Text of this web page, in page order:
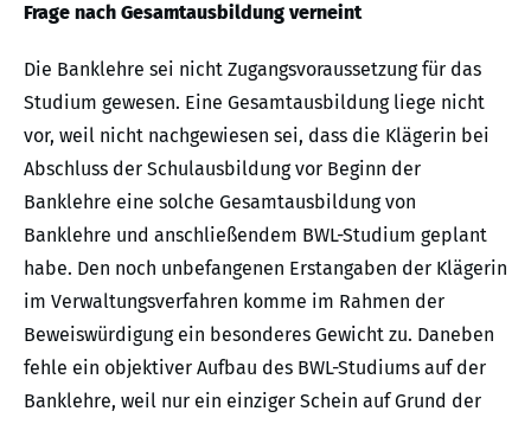
Frage nach Gesamtausbildung verneint
Die Banklehre sei nicht Zugangsvoraussetzung für das
Studium gewesen. Eine Gesamtausbildung liege nicht
vor, weil nicht nachgewiesen sei, dass die Klägerin bei
Abschluss der Schulausbildung vor Beginn der
Banklehre eine solche Gesamtausbildung von
Banklehre und anschließendem BWL-Studium geplant
habe. Den noch unbefangenen Erstangaben der Klägerin
im Verwaltungsverfahren komme im Rahmen der
Beweiswürdigung ein besonderes Gewicht zu. Daneben
fehle ein objektiver Aufbau des BWL-Studiums auf der
Banklehre, weil nur ein einziger Schein auf Grund der